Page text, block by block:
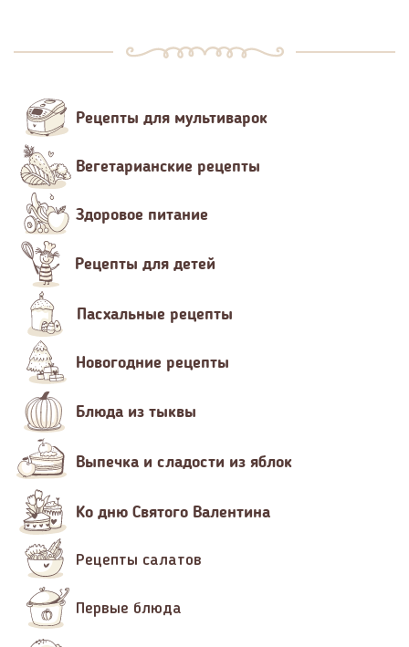
Рецепты для мультиварок
Вегетарианские рецепты
Здоровое питание
Рецепты для детей
Пасхальные рецепты
Новогодние рецепты
Блюда из тыквы
Выпечка и сладости из яблок
Ко дню Святого Валентина
Рецепты салатов
Первые блюда